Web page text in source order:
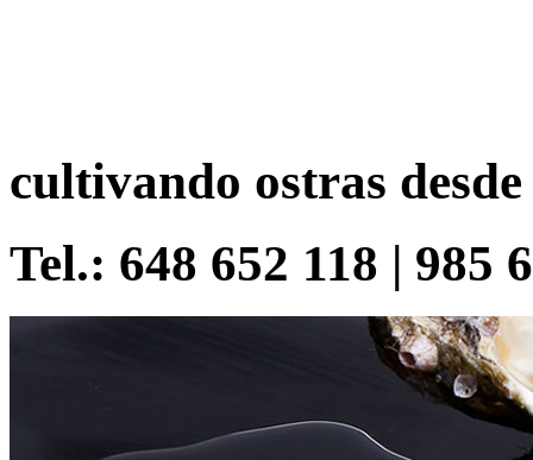
cultivando ostras desde
Tel.: 648 652 118 | 985